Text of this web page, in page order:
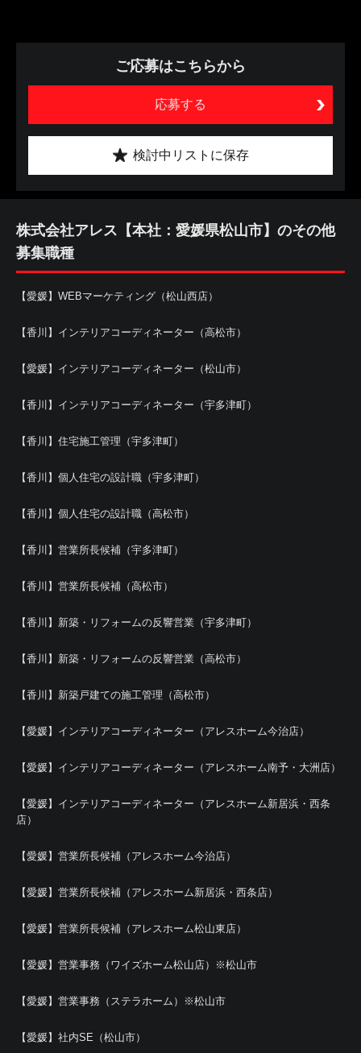
ご応募はこちらから
応募する
検討中リストに保存
株式会社アレス【本社：愛媛県松山市】のその他
募集職種
【愛媛】WEBマーケティング（松山西店）
【香川】インテリアコーディネーター（高松市）
【愛媛】インテリアコーディネーター（松山市）
【香川】インテリアコーディネーター（宇多津町）
【香川】住宅施工管理（宇多津町）
【香川】個人住宅の設計職（宇多津町）
【香川】個人住宅の設計職（高松市）
【香川】営業所長候補（宇多津町）
【香川】営業所長候補（高松市）
【香川】新築・リフォームの反響営業（宇多津町）
【香川】新築・リフォームの反響営業（高松市）
【香川】新築戸建ての施工管理（高松市）
【愛媛】インテリアコーディネーター（アレスホーム今治店）
【愛媛】インテリアコーディネーター（アレスホーム南予・大洲店）
【愛媛】インテリアコーディネーター（アレスホーム新居浜・西条
店）
【愛媛】営業所長候補（アレスホーム今治店）
【愛媛】営業所長候補（アレスホーム新居浜・西条店）
【愛媛】営業所長候補（アレスホーム松山東店）
【愛媛】営業事務（ワイズホーム松山店）※松山市
【愛媛】営業事務（ステラホーム）※松山市
【愛媛】社内SE（松山市）